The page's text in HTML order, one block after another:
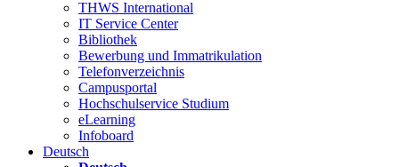
THWS International
IT Service Center
Bibliothek
Bewerbung und Immatrikulation
Telefonverzeichnis
Campusportal
Hochschulservice Studium
eLearning
Infoboard
Deutsch